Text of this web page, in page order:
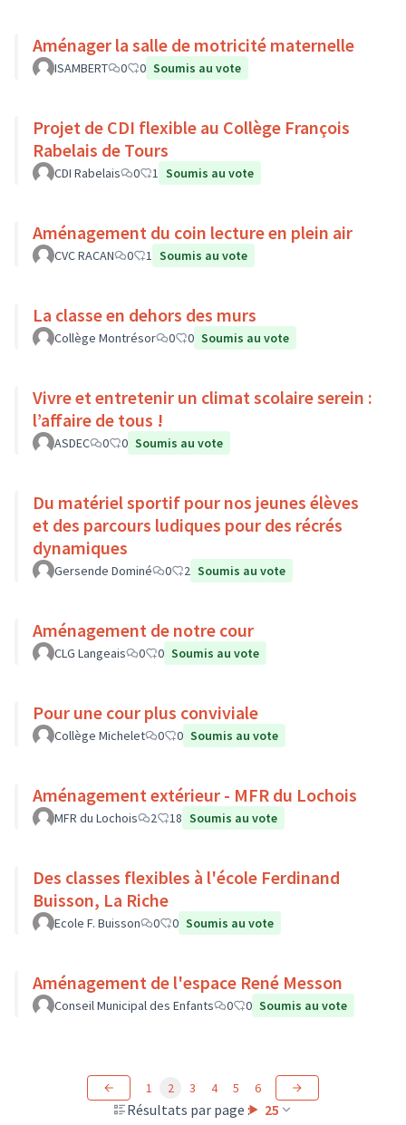
Aménager la salle de motricité maternelle
ISAMBERT 0 0 Soumis au vote
Projet de CDI flexible au Collège François
Rabelais de Tours
CDI Rabelais 0 1 Soumis au vote
Aménagement du coin lecture en plein air
CVC RACAN 0 1 Soumis au vote
La classe en dehors des murs
Collège Montrésor 0 0 Soumis au vote
Vivre et entretenir un climat scolaire serein :
l’affaire de tous !
ASDEC 0 0 Soumis au vote
Du matériel sportif pour nos jeunes élèves
et des parcours ludiques pour des récrés
dynamiques
Gersende Dominé 0 2 Soumis au vote
Aménagement de notre cour
CLG Langeais 0 0 Soumis au vote
Pour une cour plus conviviale
Collège Michelet 0 0 Soumis au vote
Aménagement extérieur - MFR du Lochois
MFR du Lochois 2 18 Soumis au vote
Des classes flexibles à l'école Ferdinand
Buisson, La Riche
Ecole F. Buisson 0 0 Soumis au vote
Aménagement de l'espace René Messon
Conseil Municipal des Enfants 0 0 Soumis au vote
Résultats par page : 25
1 2 3 4 5 6